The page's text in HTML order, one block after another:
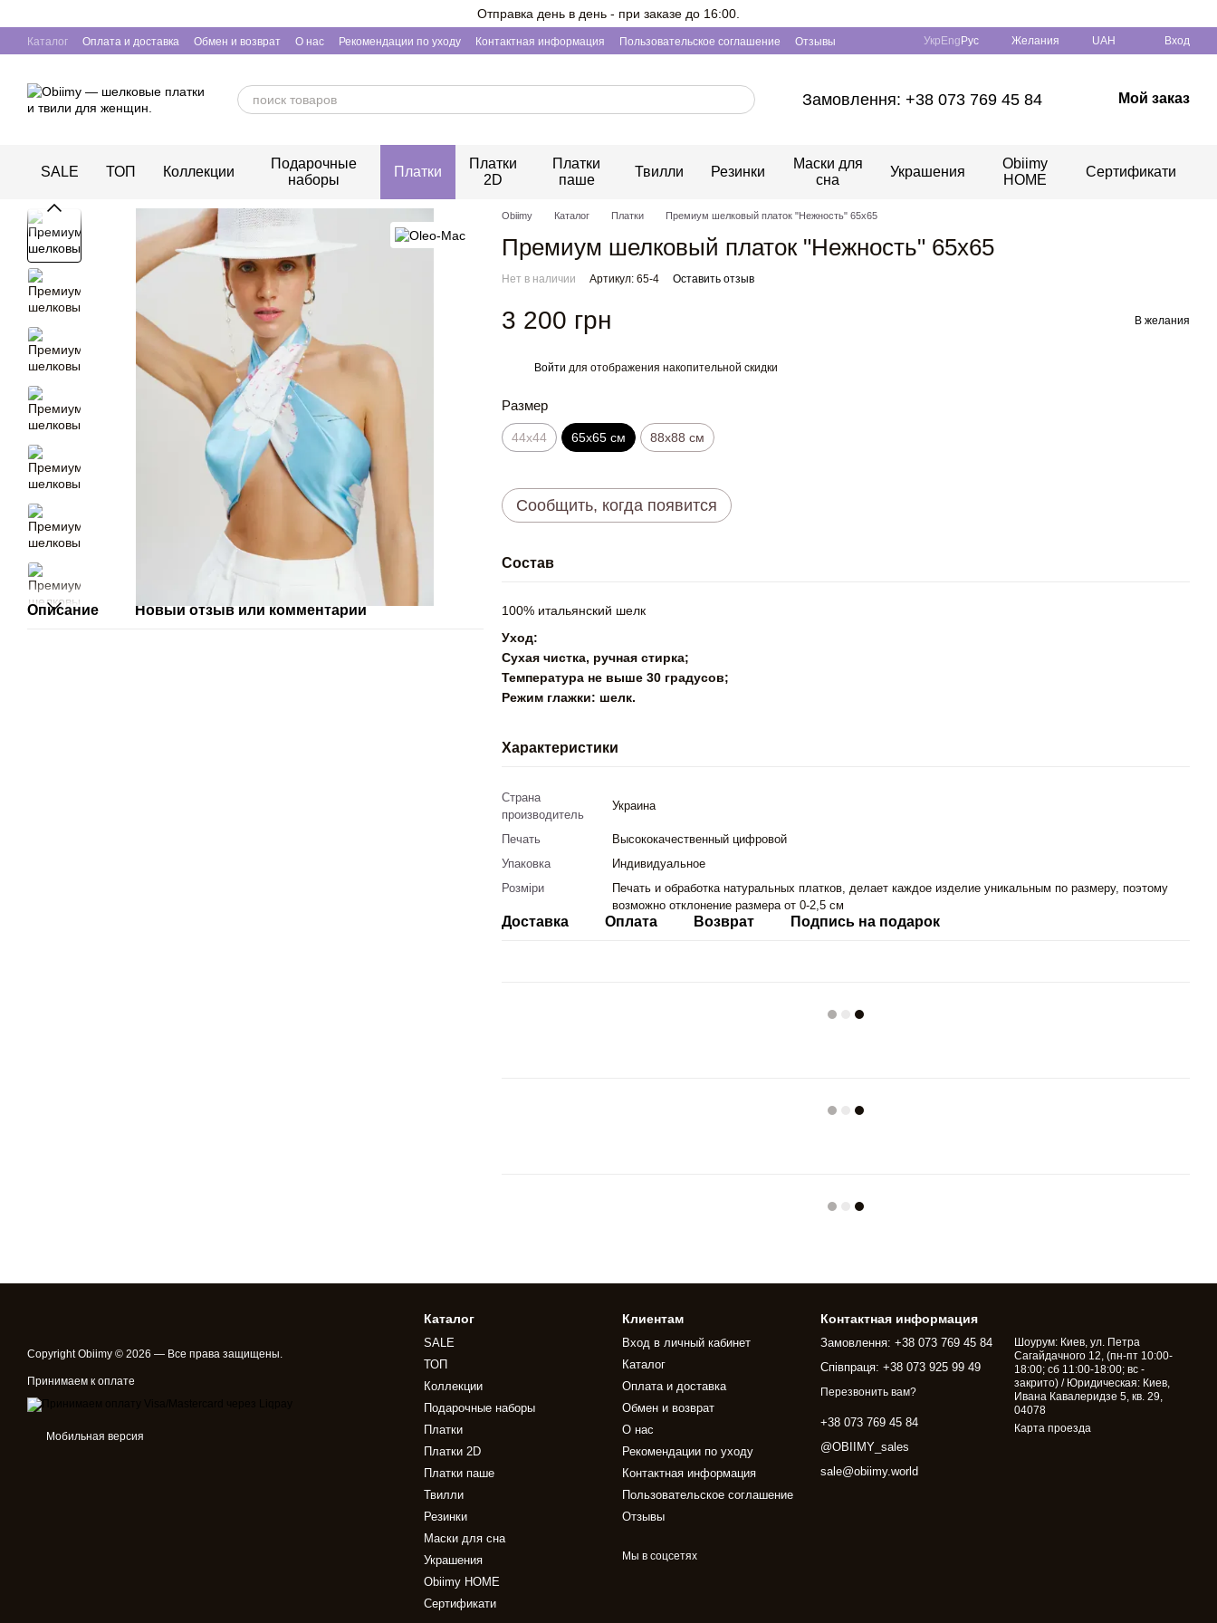
Отправка день в день - при заказе до 16:00.
Каталог Оплата и доставка Обмен и возврат О нас Рекомендации по уходу Контактная информация Пользовательское соглашение Отзывы Укр Eng Рус Желания UAH Вход
Замовлення: +38 073 769 45 84 Мой заказ
SALE ТОП Коллекции
Подарочные
наборы
Платки
Платки
2D
Платки
паше
Твилли Резинки
Маски для
сна
Украшения
Obiimy
HOME
Сертификати
Описание Новый отзыв или комментарий
Obiimy Каталог Платки Премиум шелковый платок "Нежность" 65x65
Премиум шелковый платок "Нежность" 65x65
Нет в наличии Артикул: 65-4 Оставить отзыв
3 200 грн В желания
Войти для отображения накопительной скидки
Размер
44х44 65x65 см 88x88 см
Сообщить, когда появится
Состав
100% итальянский шелк
Уход:
Сухая чистка, ручная стирка;
Температура не выше 30 градусов;
Режим глажки: шелк.
Характеристики
Страна
производитель
Украина
Печать
Высококачественный цифровой
Упаковка
Индивидуальное
Розміри
Печать и обработка натуральных платков, делает каждое изделие уникальным по размеру, поэтому
возможно отклонение размера от 0-2,5 см
Доставка Оплата Возврат Подпись на подарок
Copyright Obiimy © 2026 — Все права защищены.
Принимаем к оплате
Мобильная версия
Каталог
SALE
ТОП
Коллекции
Подарочные наборы
Платки
Платки 2D
Платки паше
Твилли
Резинки
Маски для сна
Украшения
Obiimy HOME
Сертификати
Клиентам
Вход в личный кабинет
Каталог
Оплата и доставка
Обмен и возврат
О нас
Рекомендации по уходу
Контактная информация
Пользовательское соглашение
Отзывы
Мы в соцсетях
Контактная информация
Замовлення: +38 073 769 45 84
Співпраця: +38 073 925 99 49
Перезвонить вам?
+38 073 769 45 84
@OBIIMY_sales
sale@obiimy.world
Шоурум: Киев, ул. Петра
Сагайдачного 12, (пн-пт 10:00-
18:00; сб 11:00-18:00; вс -
закрито) / Юридическая: Киев,
Ивана Кавалеридзе 5, кв. 29,
04078
Карта проезда